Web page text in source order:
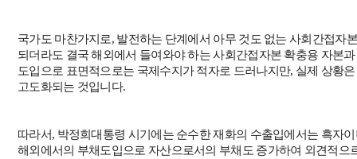
국가도 마찬가지로, 발전하는 단계에서 아무 것도 없는 사회간접자
되더라도 결국 해외에서 들여와야 하는 사회간접자본 확충용 자본
도입으로 표면적으로는 국제수지가 적자로 드러나지만, 실제 상황
고도화되는 것입니다.
따라서, 박정희대통령 시기에는 순수한 재화의 수출입에서는 흑자
해외에서의 부채도입으로 자산으로서의 부채도 증가하여 외견적으